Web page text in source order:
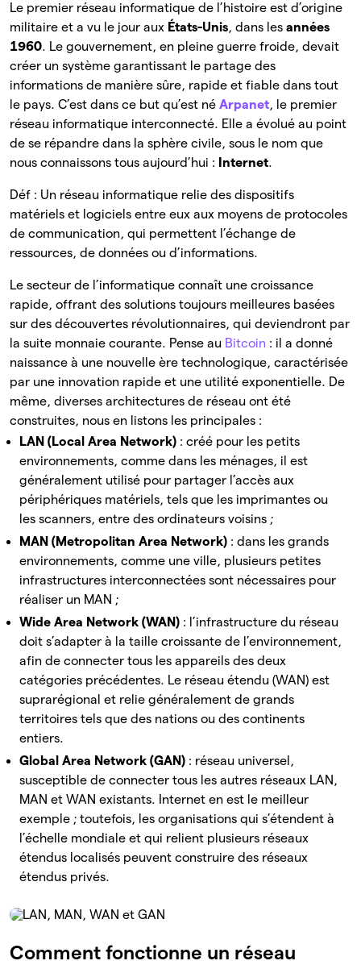
Le premier réseau informatique de l’histoire est d’origine
militaire et a vu le jour aux États-Unis, dans les années
1960. Le gouvernement, en pleine guerre froide, devait
créer un système garantissant le partage des
informations de manière sûre, rapide et fiable dans tout
le pays. C’est dans ce but qu’est né Arpanet, le premier
réseau informatique interconnecté. Elle a évolué au point
de se répandre dans la sphère civile, sous le nom que
nous connaissons tous aujourd’hui :
Internet.
Déf : Un réseau informatique relie des dispositifs
matériels et logiciels entre eux aux moyens de protocoles
de communication, qui permettent l’échange de
ressources, de données ou d’informations.
Le secteur de l’informatique connaît une croissance
rapide, offrant des solutions toujours meilleures basées
sur des découvertes révolutionnaires, qui deviendront par
la suite monnaie courante. Pense au Bitcoin : il a donné
naissance à une nouvelle ère technologique, caractérisée
par une innovation rapide et une utilité exponentielle. De
même, diverses architectures de réseau ont été
construites, nous en listons les principales :
LAN (Local Area Network) : créé pour les petits
environnements, comme dans les ménages, il est
généralement utilisé pour partager l’accès aux
périphériques matériels, tels que les imprimantes ou
les scanners, entre des ordinateurs voisins ;
MAN (Metropolitan Area Network) : dans les grands
environnements, comme une ville, plusieurs petites
infrastructures interconnectées sont nécessaires pour
réaliser un MAN ;
Wide Area Network (WAN) : l’infrastructure du réseau
doit s’adapter à la taille croissante de l’environnement,
afin de connecter tous les appareils des deux
catégories précédentes. Le réseau étendu (WAN) est
suprarégional et relie généralement de grands
territoires tels que des nations ou des continents
entiers.
Global Area Network (GAN) : réseau universel,
susceptible de connecter tous les autres réseaux LAN,
MAN et WAN existants. Internet en est le meilleur
exemple ; toutefois, les organisations qui s’étendent à
l’échelle mondiale et qui relient plusieurs réseaux
étendus localisés peuvent construire des réseaux
étendus privés.
Comment fonctionne un réseau